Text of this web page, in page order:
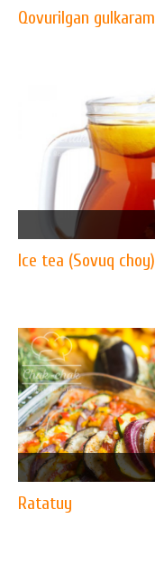
Qovurilgan gulkaram
Ice tea (Sovuq choy)
Ratatuy